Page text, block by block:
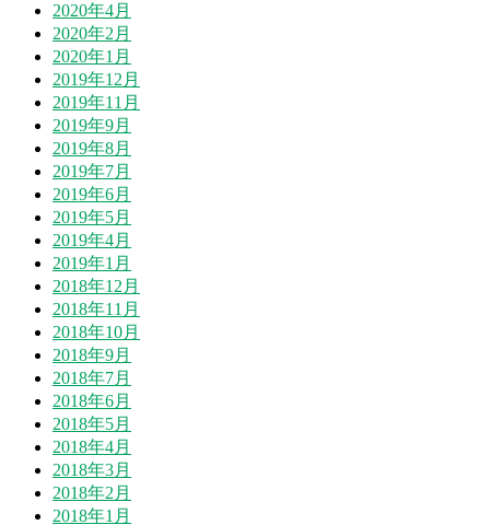
2020年4月
2020年2月
2020年1月
2019年12月
2019年11月
2019年9月
2019年8月
2019年7月
2019年6月
2019年5月
2019年4月
2019年1月
2018年12月
2018年11月
2018年10月
2018年9月
2018年7月
2018年6月
2018年5月
2018年4月
2018年3月
2018年2月
2018年1月